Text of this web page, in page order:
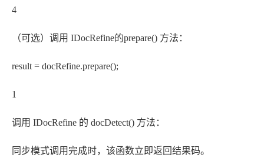
4
（可选）调用 IDocRefine的prepare() 方法：
result = docRefine.prepare();
1
调用 IDocRefine 的 docDetect() 方法：
同步模式调用完成时，该函数立即返回结果码。